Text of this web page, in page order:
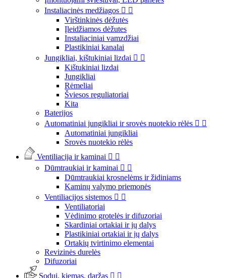
Instaliacinės medžiagos  
Virštinkinės dėžutės
Įleidžiamos dėžutes
Instaliaciniai vamzdžiai
Plastikiniai kanalai
Jungikliai, kištukiniai lizdai  
Kištukiniai lizdai
Jungikliai
Rėmeliai
Šviesos reguliatoriai
Kita
Baterijos
Automatiniai jungikliai ir srovės nuotekio rėlės  
Automatiniai jungikliai
Srovės nuotekio rėlės
Ventiliacija ir kaminai  
Dūmtraukiai ir kaminai  
Dūmtraukiai krosnelėms ir židiniams
Kaminų valymo priemonės
Ventiliacijos sistemos  
Ventiliatoriai
Vėdinimo grotelės ir difuzoriai
Skardiniai ortakiai ir jų dalys
Plastikiniai ortakiai ir jų dalys
Ortakių tvirtinimo elementai
Revizinės durelės
Difuzoriai
Sodui, kiemas, daržas  